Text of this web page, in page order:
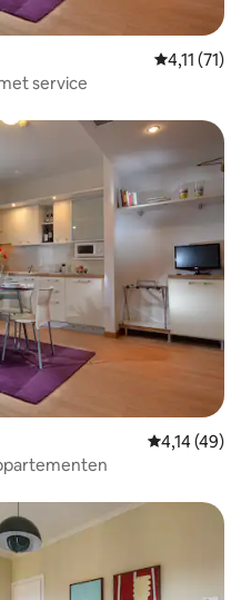
Gemiddelde
4,11 (71)
service
Gemiddelde
4,14 (49)